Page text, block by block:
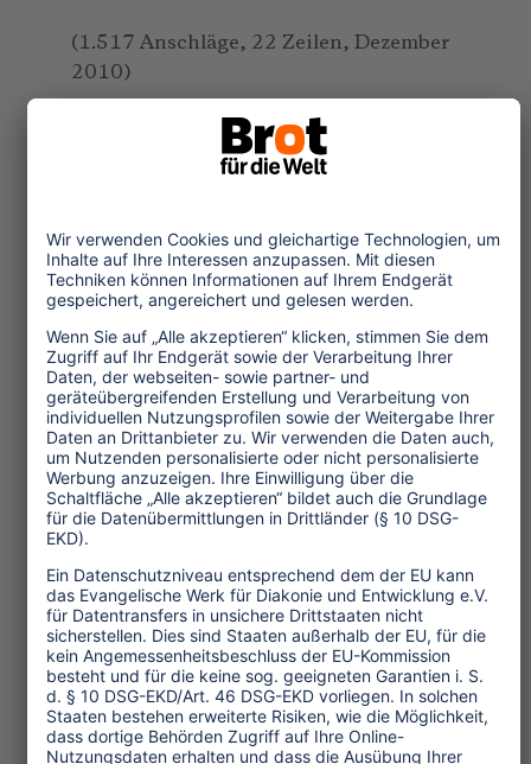
(1.517 Anschläge, 22 Zeilen, Dezember
2010)
Themen
Tourismuspolitik
Kultur und Religion
Umwelt und Klima
Wirtschaft
Menschenrechte
Unternehmensverantwortung
Service und Tipps